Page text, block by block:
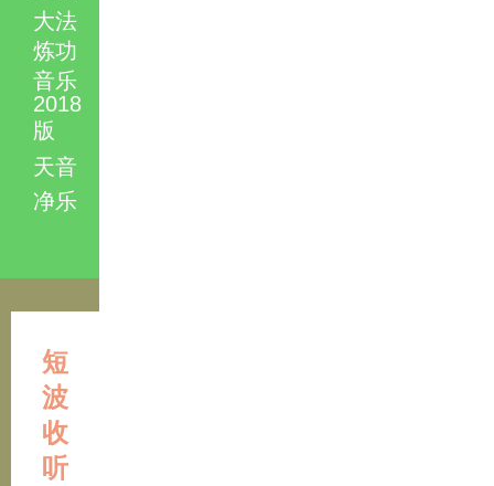
大法
炼功
音乐
2018
版
天音
净乐
短
波
收
听